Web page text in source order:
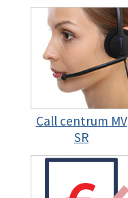
Call centrum MV
SR